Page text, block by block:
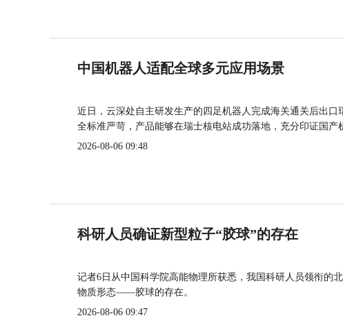
中国机器人适配全球多元应用场景
近日，云深处自主研发生产的四足机器人完成海关通关后出
全标准严苛，产品能够在瑞士核电站成功落地，充分印证国产
2026-08-06 09:48
科研人员确证新型粒子“胶球”的存在
记者6日从中国科学院高能物理所获悉，我国科研人员领衔的
物质形态——胶球的存在。
2026-08-06 09:47